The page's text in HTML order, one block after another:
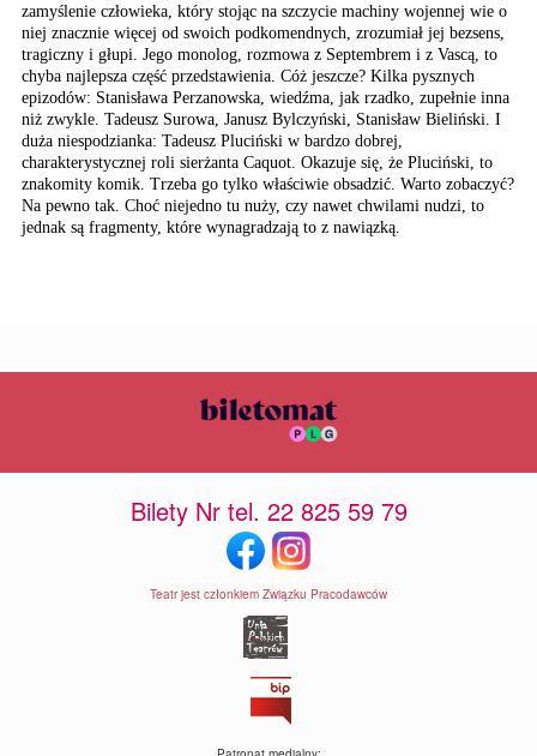
zamyślenie człowieka, który stojąc na szczycie machiny wojennej wie o
niej znacznie więcej od swoich podkomendnych, zrozumiał jej bezsens,
tragiczny i głupi. Jego monolog, rozmowa z Septembrem i z Vascą, to
chyba najlepsza część przedstawienia. Cóż jeszcze? Kilka pysznych
epizodów: Stanisława Perzanowska, wiedźma, jak rzadko, zupełnie inna
niż zwykle. Tadeusz Surowa, Janusz Bylczyński, Stanisław Bieliński. I
duża niespodzianka: Tadeusz Pluciński w bardzo dobrej,
charakterystycznej roli sierżanta Caquot. Okazuje się, że Pluciński, to
znakomity komik. Trzeba go tylko właściwie obsadzić. Warto zobaczyć?
Na pewno tak. Choć niejedno tu nuży, czy nawet chwilami nudzi, to
jednak są fragmenty, które wynagradzają to z nawiązką.
Bilety Nr tel. 22 825 59 79
Teatr jest członkiem Związku Pracodawców